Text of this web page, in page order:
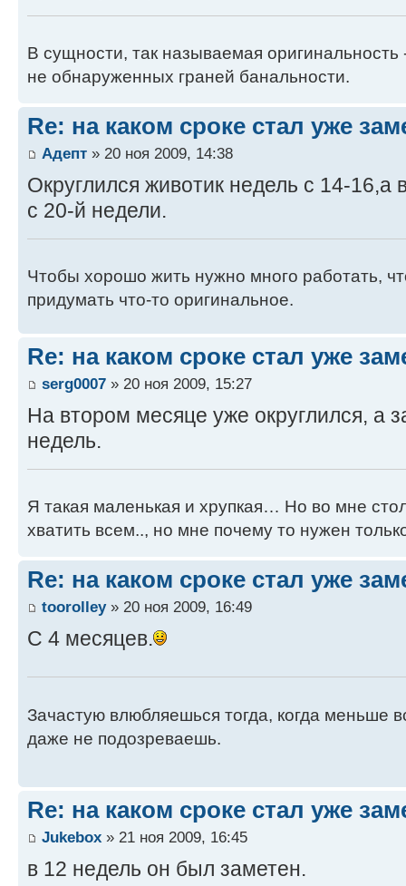
В сущности, так называемая
не обнаруженных граней банальности.
Re: на каком сроке стал уже
Адепт » 20 ноя 2009, 14:38
Округлился животик недель с 14-16,а
с 20-й недели.
Чтобы хорошо жить нужно много работать,
придумать что-то оригинальное.
Re: на каком сроке стал уже
serg0007 » 20 ноя 2009, 15:27
На втором месяце уже округлился, а
недель.
Я такая маленькая и хрупкая… Но во мне
хватить всем.., но мне почему то нужен
Re: на каком сроке стал уже
toorolley» 20 ноя 2009, 16:49
С 4 месяцев.
Зачастую влюбляешься тогда, когда меньше
даже не подозреваешь.
Re: на каком сроке стал уже
Jukebox » 21 ноя 2009, 16:45
в 12 недель он был заметен.